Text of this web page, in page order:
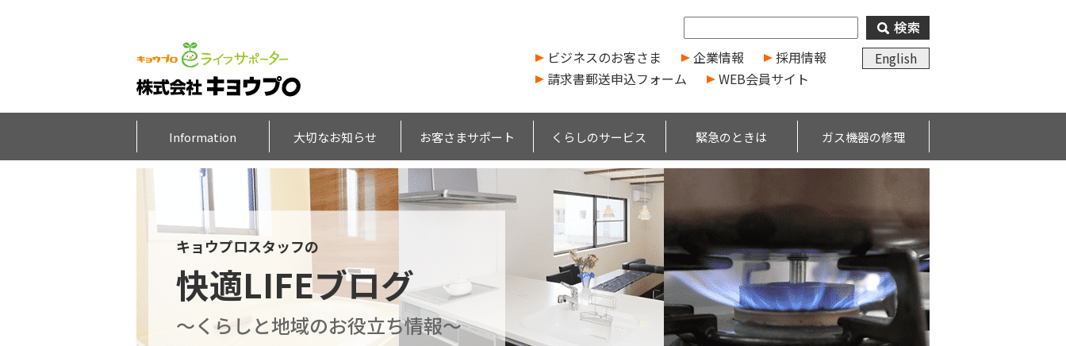
ビジネスのお客さま 企業情報 採用情報
English
請求書郵送申込フォーム
WEB会員サイト
Information 大切なお知らせ お客さまサポート くらしのサービス 緊急のときは ガス機器の修理
キョウプロスタッフの
快適LIFEブログ
～くらしと地域のお役立ち情報～